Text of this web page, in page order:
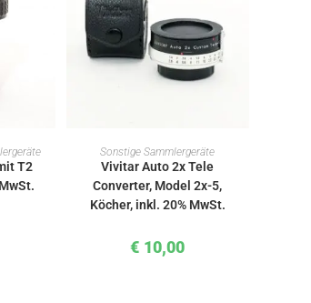
T2
IN DEN WARENKORB
Sonstige Sammlergeräte
Vivitar Auto 2x Tele
Converter, Model 2x-5,
Köcher, inkl. 20% MwSt.
€ 10,00